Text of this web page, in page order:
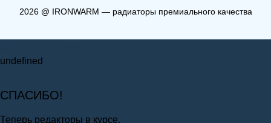
2026@ IRONWARM — радиаторы премиального качества
undefined
СПАСИБО!
Теперь редакторы в курсе.